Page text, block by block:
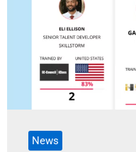
News